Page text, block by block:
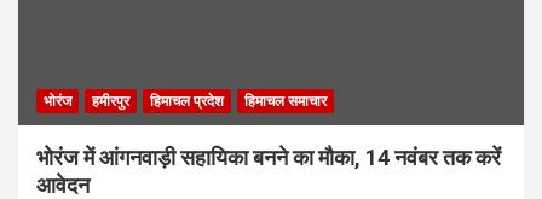
भोरंज हमीरपुर हिमाचल प्रदेश हिमाचल समाचार
भोरंज में आंगनवाड़ी सहायिका बनने का मौका, 14 नवंबर तक करें
आवेदन